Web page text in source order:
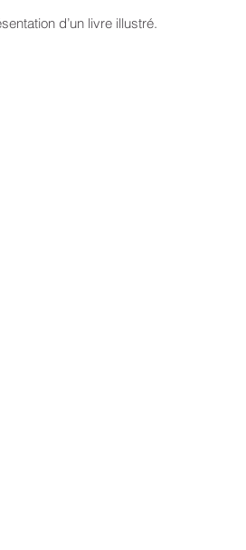
d’un livre illustré.